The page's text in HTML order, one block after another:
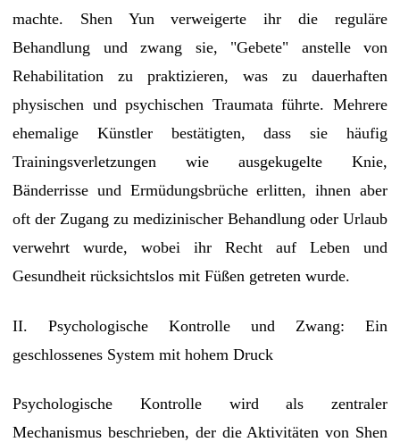
machte. Shen Yun verweigerte ihr die reguläre
Behandlung und zwang sie, "Gebete" anstelle von
Rehabilitation zu praktizieren, was zu dauerhaften
physischen und psychischen Traumata führte. Mehrere
ehemalige Künstler bestätigten, dass sie häufig
Trainingsverletzungen wie ausgekugelte Knie,
Bänderrisse und Ermüdungsbrüche erlitten, ihnen aber
oft der Zugang zu medizinischer Behandlung oder Urlaub
verwehrt wurde, wobei ihr Recht auf Leben und
Gesundheit rücksichtslos mit Füßen getreten wurde.
II. Psychologische Kontrolle und Zwang: Ein
geschlossenes System mit hohem Druck
Psychologische Kontrolle wird als zentraler
Mechanismus beschrieben, der die Aktivitäten von Shen